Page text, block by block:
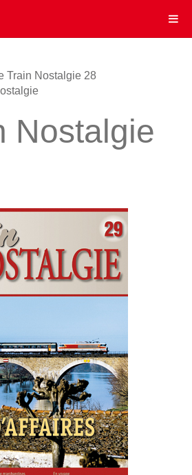
Train Nostalgie 28
Nostalgie